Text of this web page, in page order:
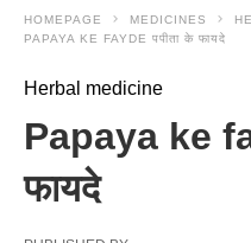
HOMEPAGE MEDICINES
PAPAYA KE FAYDE पपीता के फायदे
Herbal medicine
Papaya ke
फायदे